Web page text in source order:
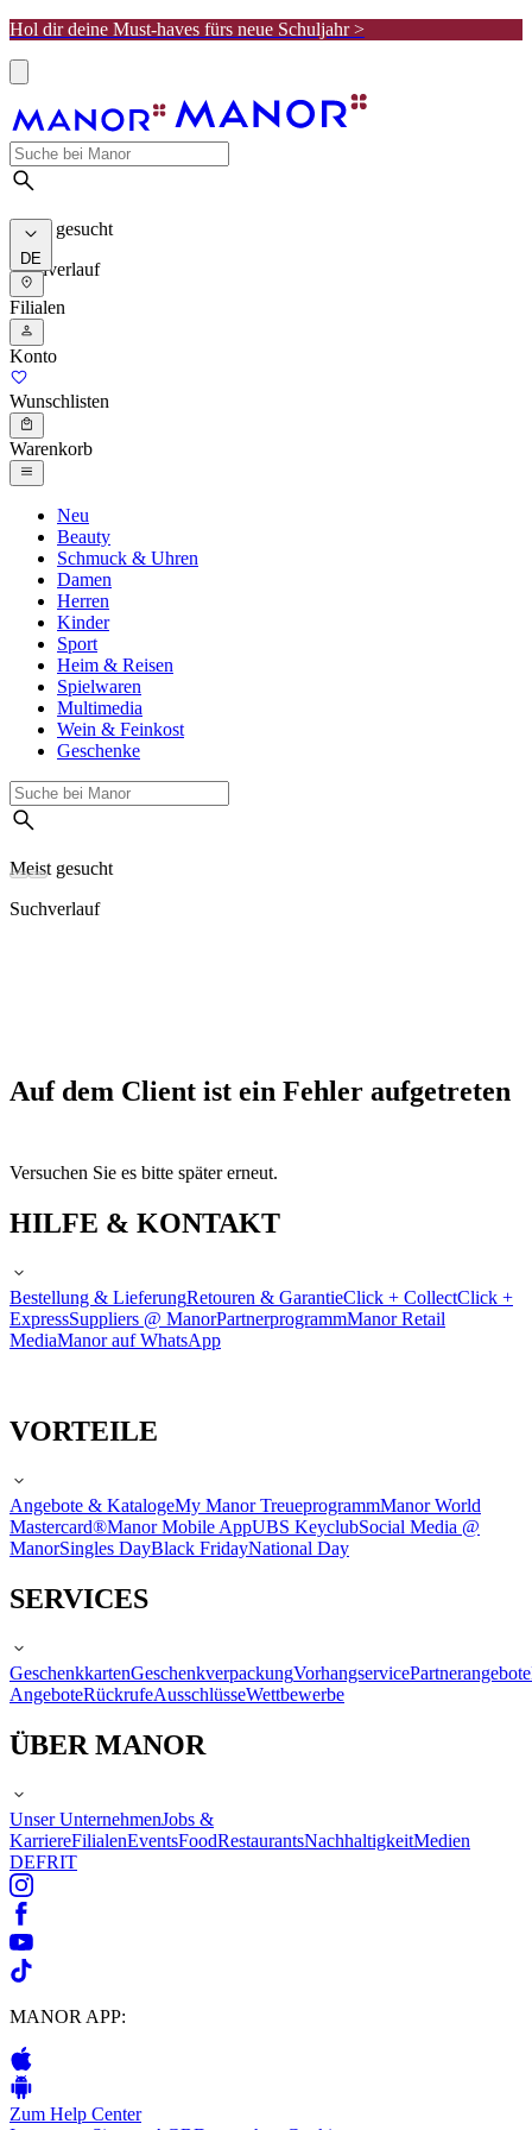
Hol dir deine Must-haves fürs neue Schuljahr >
Meist gesucht
Suchverlauf
DE
Filialen
Konto
Wunschlisten
Warenkorb
Neu
Beauty
Schmuck & Uhren
Damen
Herren
Kinder
Sport
Heim & Reisen
Spielwaren
Multimedia
Wein & Feinkost
Geschenke
Meist gesucht
Suchverlauf
Auf dem Client ist ein Fehler aufgetreten
Versuchen Sie es bitte später erneut.
HILFE & KONTAKT
Bestellung & LieferungRetouren & GarantieClick + CollectClick +
ExpressSuppliers @ ManorPartnerprogrammManor Retail
MediaManor auf WhatsApp
VORTEILE
Angebote & KatalogeMy Manor TreueprogrammManor World
Mastercard®Manor Mobile AppUBS KeyclubSocial Media @
ManorSingles DayBlack FridayNational Day
SERVICES
GeschenkkartenGeschenkverpackungVorhangservicePartnerangebote
AngeboteRückrufeAusschlüsseWettbewerbe
ÜBER MANOR
Unser UnternehmenJobs &
KarriereFilialenEventsFoodRestaurantsNachhaltigkeitMedien
DEFRIT
MANOR APP:
Zum Help Center